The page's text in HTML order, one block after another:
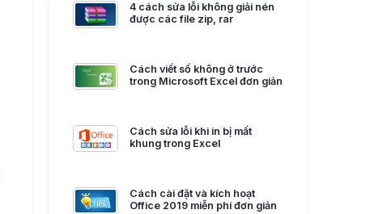
4 cách sửa lỗi không giải nén
được các file zip, rar
Cách viết số không ở trước
trong Microsoft Excel đơn giản
Cách sửa lỗi khi in bị mất
khung trong Excel
Cách cài đặt và kích hoạt
Office 2019 miễn phí đơn giản